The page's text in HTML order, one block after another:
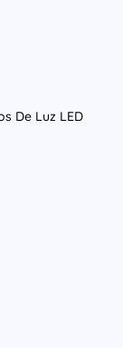
De Luz LED